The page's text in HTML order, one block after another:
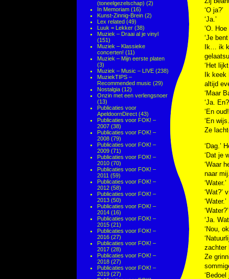
(toneelgezelschap) (2)
In Memoriam (16)
Kunst-Zinnig-Brein (2)
Lex related (49)
Luuk = Lekker (38)
Muziek – Draai al je vinyl
(151)
Muziek – Klassieke
concerten! (11)
Muziek – Mijn eerste platen
(3)
Muziek – Music – LIVE (238)
MuziekTIPS –
Recommended music (29)
Nostalgia (12)
Onzin met een verlengsnoer
(13)
Publicaties voor
ApeldoornDirect (43)
Publicaties voor FOK! –
2007 (38)
Publicaties voor FOK! –
2008 (79)
Publicaties voor FOK! –
2009 (71)
Publicaties voor FOK! –
2010 (70)
Publicaties voor FOK! –
2011 (59)
Publicaties voor FOK! –
2012 (58)
Publicaties voor FOK! –
2013 (50)
Publicaties voor FOK! –
2014 (16)
Publicaties voor FOK! –
2015 (21)
Publicaties voor FOK! –
2016 (27)
Publicaties voor FOK! –
2017 (28)
Publicaties voor FOK! –
2018 (27)
Publicaties voor FOK! –
2019 (27)
‘O ja?’
‘Ja.’
‘O. Hoe
‘Je
Ik… ik
‘Het
Ik
altijd
‘Maar
‘Ja.
‘En
‘En
Ze
‘Dag.’
‘Dat je
‘Waar
naar
‘Water.’
‘Wat?’
‘Water.’
‘Water?’
‘Ja.
‘Nou,
zachter
Ze